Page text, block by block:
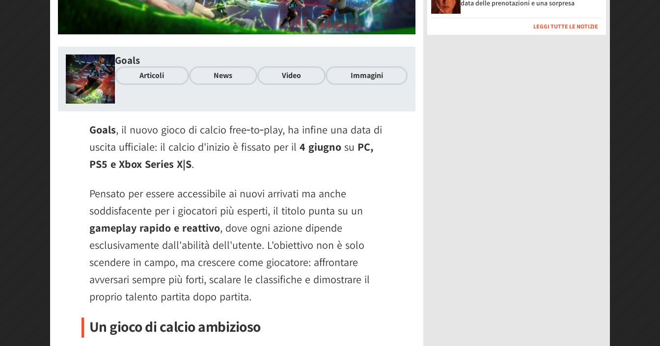
Goals
Articoli News Video Immagini
Goals, il nuovo gioco di calcio free‑to‑play, ha infine una data di
uscita ufficiale: il calcio d'inizio è fissato per il 4 giugno su PC,
PS5 e Xbox Series X|S.
Pensato per essere accessibile ai nuovi arrivati ma anche
soddisfacente per i giocatori più esperti, il titolo punta su un
gameplay rapido e reattivo, dove ogni azione dipende
esclusivamente dall'abilità dell'utente. L'obiettivo non è solo
scendere in campo, ma crescere come giocatore: affrontare
avversari sempre più forti, scalare le classifiche e dimostrare il
proprio talento partita dopo partita.
Un gioco di calcio ambizioso
data delle prenotazioni e una sorpresa
LEGGI TUTTE LE NOTIZIE